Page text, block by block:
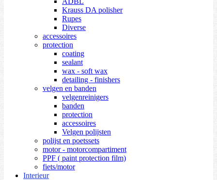
Krauss DA polisher
Rupes
Diverse
accessoires
protection
coating
sealant
wax - soft wax
detailing - finishers
velgen en banden
velgenreinigers
banden
protection
accessoires
Velgen polijsten
polijst en poetssets
motor - motorcompartiment
PPF ( paint protection film)
fiets/motor
Interieur